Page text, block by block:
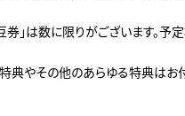
券」は数に限りがございます。予
典やその他のあらゆる特典はお